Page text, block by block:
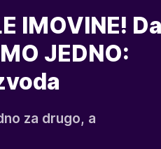
IMOVINE!
JEDNO:
za drugo, a